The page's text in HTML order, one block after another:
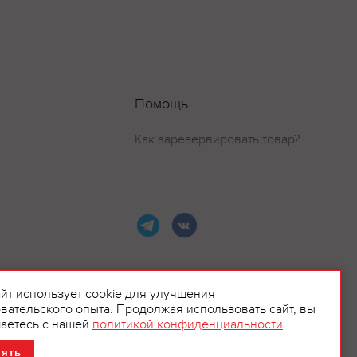
Помощь
Как зарезервировать товар?
использует cookie для улучшения
опыта. Продолжая использовать сайт, вы
с нашей политикой конфиденциальности.